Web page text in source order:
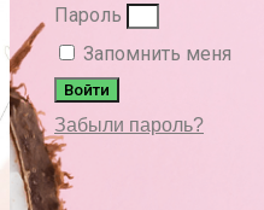
Пароль
Запомнить меня
Войти
Забыли пароль?